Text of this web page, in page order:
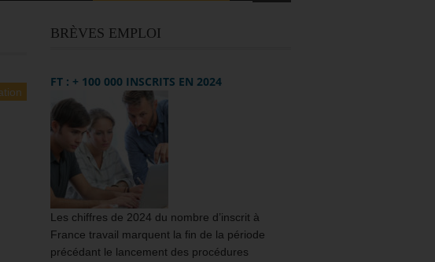
BRÈVES EMPLOI
FT : + 100 000 INSCRITS EN 2024
Les chiffres de 2024 du nombre d’inscrit à
France travail marquent la fin de la période
précédant le lancement des procédures